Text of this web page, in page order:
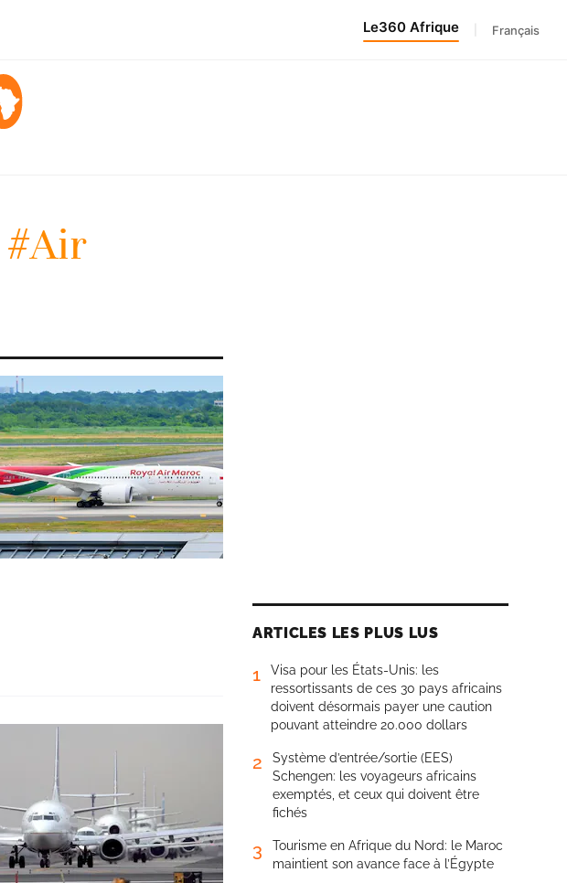
Le360 Afrique Français
#Air
ARTICLES LES PLUS LUS
1
Visa pour les États-Unis: les
ressortissants de ces 30 pays africains
doivent désormais payer une caution
pouvant atteindre 20.000 dollars
2
Système d’entrée/sortie (EES)
Schengen: les voyageurs africains
exemptés, et ceux qui doivent être
fichés
3
Tourisme en Afrique du Nord: le Maroc
maintient son avance face à l’Égypte